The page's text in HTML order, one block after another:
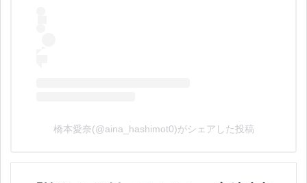
橋本愛奈(@aina_hashimot0)がシェアした投稿